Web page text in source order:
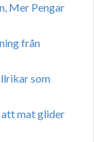
Mer Pengar
från
som
att mat glider